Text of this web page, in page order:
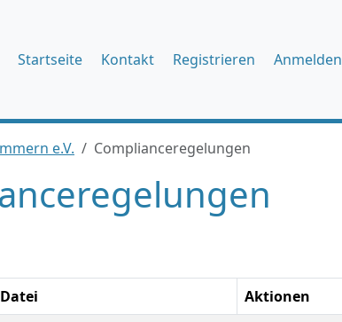
Startseite Kontakt Registrieren Anmelden
e.V. Complianceregelungen
Datei
Aktionen